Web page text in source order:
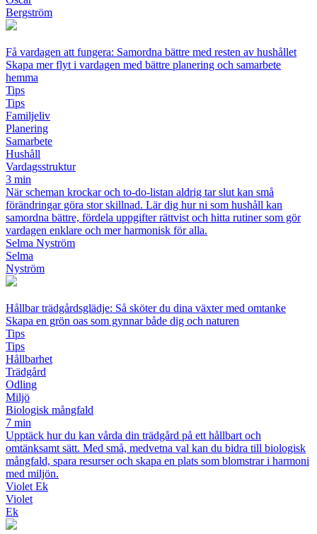
Bergström
Få vardagen att fungera: Samordna bättre med resten av hushållet
Skapa mer flyt i vardagen med bättre planering och samarbete
hemma
Tips
Tips
Familjeliv
Planering
Samarbete
Hushåll
Vardagsstruktur
3 min
När scheman krockar och to-do-listan aldrig tar slut kan små
förändringar göra stor skillnad. Lär dig hur ni som hushåll kan
samordna bättre, fördela uppgifter rättvist och hitta rutiner som gör
vardagen enklare och mer harmonisk för alla.
Selma Nyström
Selma
Nyström
Hållbar trädgårdsglädje: Så sköter du dina växter med omtanke
Skapa en grön oas som gynnar både dig och naturen
Tips
Tips
Hållbarhet
Trädgård
Odling
Miljö
Biologisk mångfald
7 min
Upptäck hur du kan vårda din trädgård på ett hållbart och
omtänksamt sätt. Med små, medvetna val kan du bidra till biologisk
mångfald, spara resurser och skapa en plats som blomstrar i harmoni
med miljön.
Violet Ek
Violet
Ek